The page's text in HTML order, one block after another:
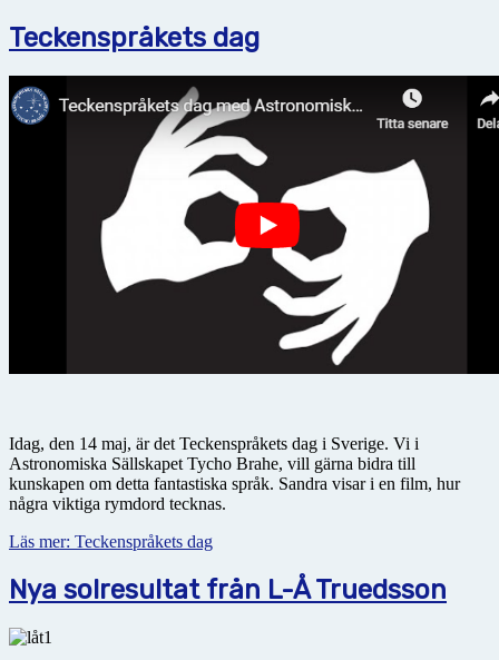
Teckenspråkets dag
Idag, den 14 maj, är det Teckenspråkets dag i Sverige. Vi i
Astronomiska Sällskapet Tycho Brahe, vill gärna bidra till
kunskapen om detta fantastiska språk. Sandra visar i en film, hur
några viktiga rymdord tecknas.
Läs mer: Teckenspråkets dag
Nya solresultat från L-Å Truedsson